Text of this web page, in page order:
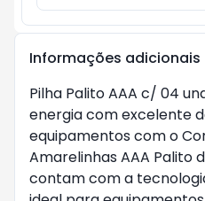
Informações adicionais
Pilha Palito AAA c/ 04
energia com excelente
equipamentos com o
Amarelinhas AAA Palito
contam com a